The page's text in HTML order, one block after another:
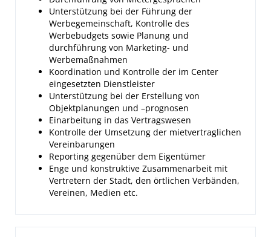
Unterstützung bei der Führung der
Werbegemeinschaft, Kontrolle des
Werbebudgets sowie Planung und
durchführung von Marketing- und
Werbemaßnahmen
Koordination und Kontrolle der im Center
eingesetzten Dienstleister
Unterstützung bei der Erstellung von
Objektplanungen und –prognosen
Einarbeitung in das Vertragswesen
Kontrolle der Umsetzung der mietvertraglichen
Vereinbarungen
Reporting gegenüber dem Eigentümer
Enge und konstruktive Zusammenarbeit mit
Vertretern der Stadt, den örtlichen Verbänden,
Vereinen, Medien etc.